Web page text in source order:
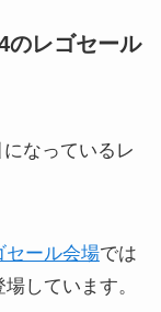
のレゴセール
なっているレ
セール会場では
しています。